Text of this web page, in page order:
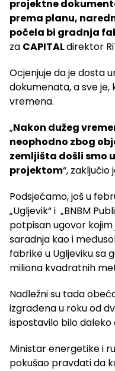
projektne
prema planu,
počela bi gradnja
za CAPITALdirektor
Ocjenjuje da je dosta
dokumenata, a sve
vremena.
„Nakon dužeg
neophodno zbog
zemljišta došli smo
projektom“, zaključio
Podsjećamo, još u
„Ugljevik“ i „BNBM
potpisan ugovor
saradnja kao i
fabrike u Ugljeviku sa
miliona kvadratnih
Nadležni su tada
izgrađena u roku od
ispostavilo bilo
Ministar energetike i
pokušao pravdati da